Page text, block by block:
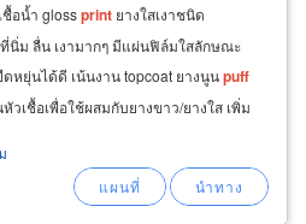
ชื้อน้ำ glossprint ยางใสเงาชนิด
นิ่ม ลื่น เงามากๆ มีแผ่นฟิล์มใสลักษณะ
หยุ่นได้ดี เน้นงาน topcoat ยางนูนpuff
วเชื้อเพื่อใช้ผสมกับยางขาว/ยางใส เพิ่ม